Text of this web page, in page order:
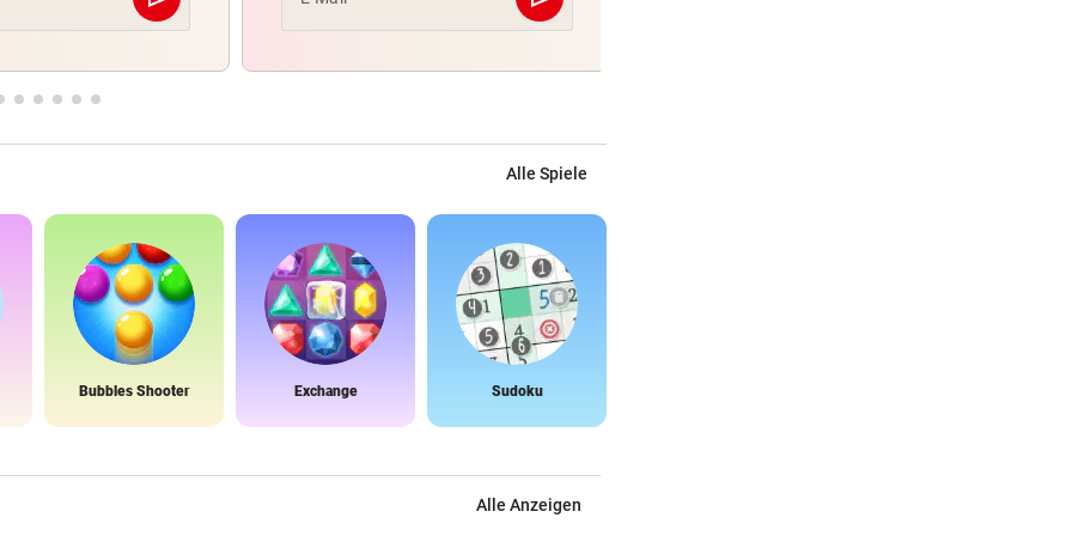
Abschicken Abschicken
Alle Spiele
Bubbles Shooter Exchange Sudoku
Alle Anzeigen